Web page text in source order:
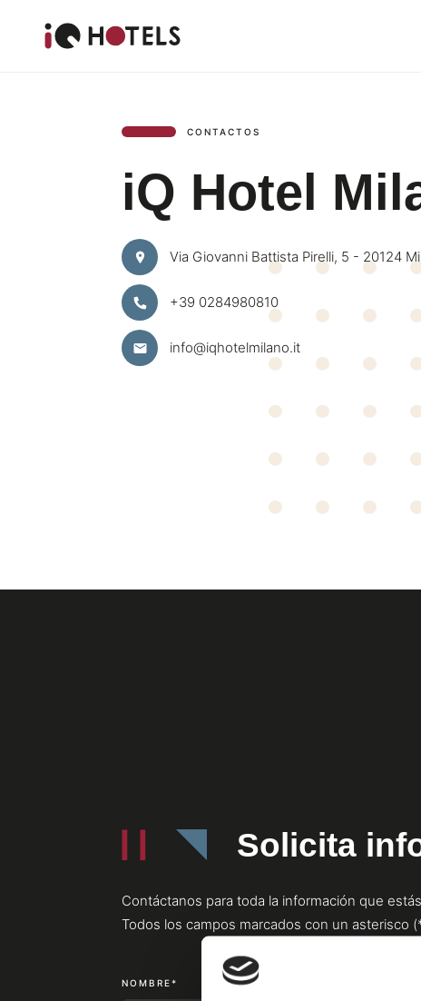
CONTACTOS
iQ Hotel
iQ Hotel
Via Giovanni Battista Pirelli, 5 - 20124
+39 0284980810
info@iqhotelmilano.it
Solicita
Contáctanos para toda la información que
Todos los campos marcados con un asterisco
NOMBRE*